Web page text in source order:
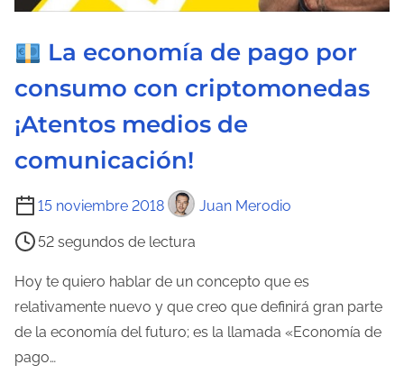
e
r
a
a
La economía de pago por
consumo con criptomonedas
¡Atentos medios de
comunicación!
15 noviembre 2018 Juan Merodio
T
e
m
p
o
d
52 segundos de lectura
Hoy te quiero hablar de un concepto que es
relativamente nuevo y que creo que definirá gran parte
de la economía del futuro; es la llamada «Economía de
pago…